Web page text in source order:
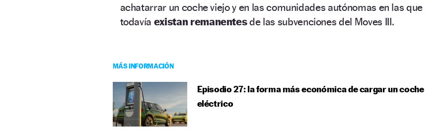
achatarrar un coche viejo y en las comunidades autónomas en las que
todavía existan remanentesde las subvenciones del Moves III.
MÁS INFORMACIÓN
Episodio 27: la forma más económica de cargar un coche
eléctrico